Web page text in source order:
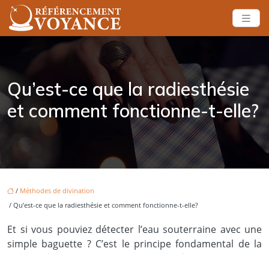
Qu’est-ce que la radiesthésie
et comment fonctionne-t-elle?
/ Méthodes de divination
/ Qu’est-ce que la radiesthésie et comment fonctionne-t-elle?
Et si vous pouviez détecter l’eau souterraine avec une
simple baguette ? C’est le principe fondamental de la